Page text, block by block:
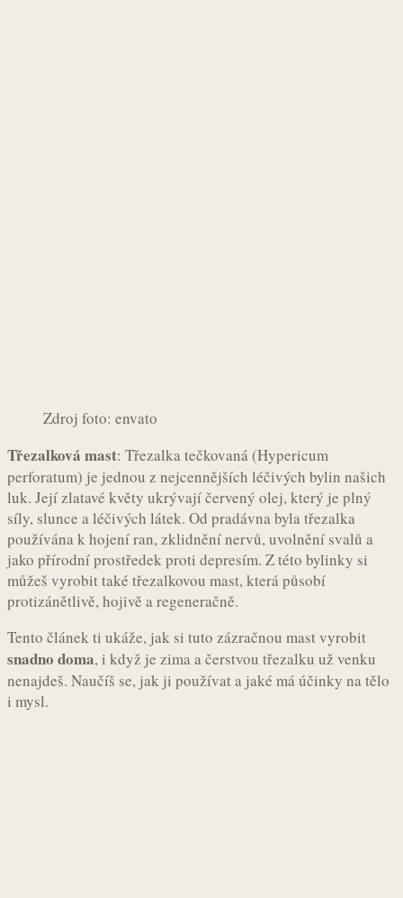
Zdroj foto: envato
Třezalková mast: Třezalka tečkovaná (Hypericum
perforatum) je jednou z nejcennějších léčivých bylin našich
luk. Její zlatavé květy ukrývají červený olej, který je plný
síly, slunce a léčivých látek. Od pradávna byla třezalka
používána k hojení ran, zklidnění nervů, uvolnění svalů a
jako přírodní prostředek proti depresím. Z této bylinky si
můžeš vyrobit také třezalkovou mast, která působí
protizánětlivě, hojivě a regeneračně.
Tento článek ti ukáže, jak si tuto zázračnou mast vyrobit
snadno doma, i když je zima a čerstvou třezalku už venku
nenajdeš. Naučíš se, jak ji používat a jaké má účinky na tělo
i mysl.